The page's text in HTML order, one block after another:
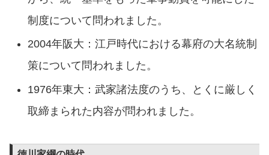
制度について問われました。
2004年阪大：江戸時代における幕府の大名統制
策について問われました。
1976年東大：武家諸法度のうち、とくに厳しく
取締まられた内容が問われました。